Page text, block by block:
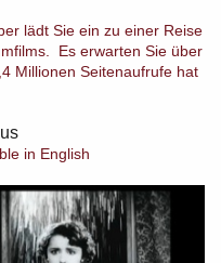
lädt Sie ein zu einer Reise
Es erwarten Sie über
Millionen Seitenaufrufe hat
in English